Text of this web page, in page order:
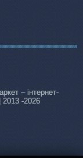
– інтернет-
2013 -2026